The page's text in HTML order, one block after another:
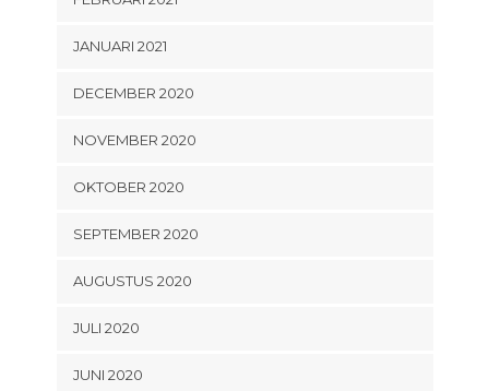
JANUARI 2021
DECEMBER 2020
NOVEMBER 2020
OKTOBER 2020
SEPTEMBER 2020
AUGUSTUS 2020
JULI 2020
JUNI 2020